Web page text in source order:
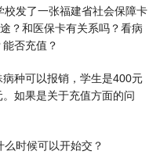
发了一张福建省社会保障卡
？和医保卡有关系吗？看病
否充值？
种可以报销，学生是400元
如果是关于充值方面的问
时候可以开始交？